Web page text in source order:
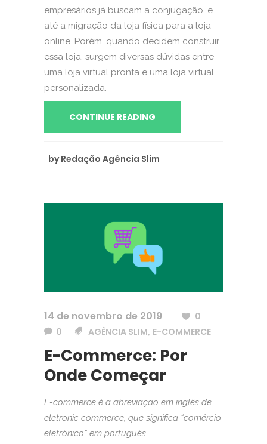
empresários já buscam a conjugação, e
até a migração da loja física para a loja
online. Porém, quando decidem construir
essa loja, surgem diversas dúvidas entre
uma loja virtual pronta e uma loja virtual
personalizada.
CONTINUE READING
by Redação Agência Slim
14 de novembro de 2019
0
0
AGÊNCIA SLIM, E-COMMERCE
E-Commerce: Por
Onde Começar
E-commerce é a abreviação em inglês de
eletronic commerce, que significa “comércio
eletrônico” em português.